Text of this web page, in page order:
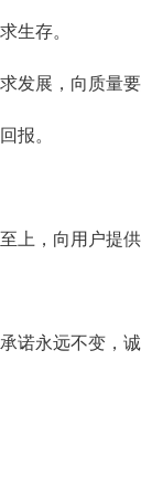
生存。
展，向质量要
报。
，向用户提供
永远不变，诚